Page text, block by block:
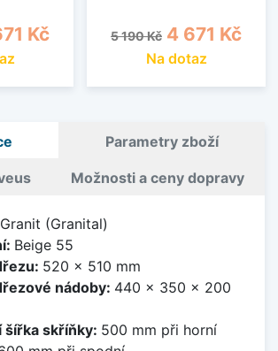
Kč Běžná cena
5 190 Kč Cena
4 671 Kč
Na dotaz
Parametry zboží
Možnosti a ceny dopravy
Granit (Granital)
Beige 55
520 x 510 mm
nádoby: 440 x 350 x 200
šířka skříňky: 500 mm při horní